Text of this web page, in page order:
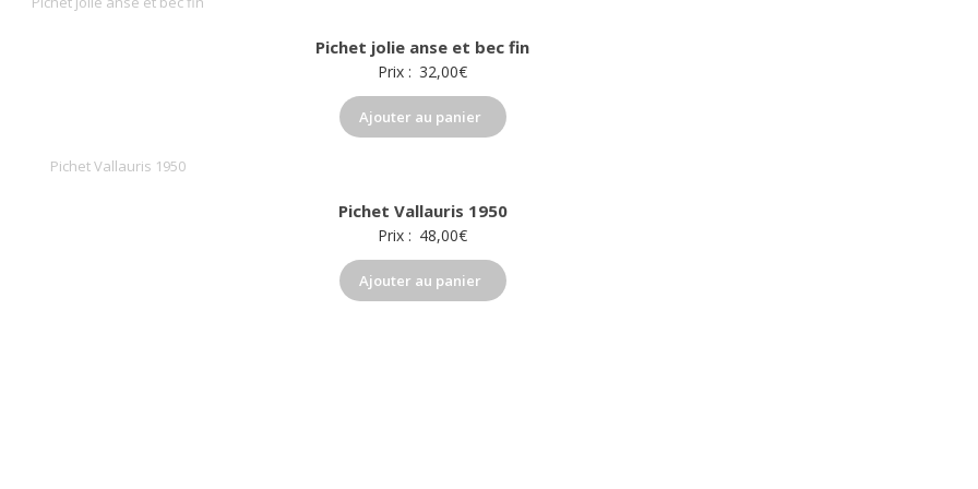
Pichet jolie anse et bec fin
Prix : 32,00€
Ajouter au panier
Pichet Vallauris 1950
Prix : 48,00€
Ajouter au panier